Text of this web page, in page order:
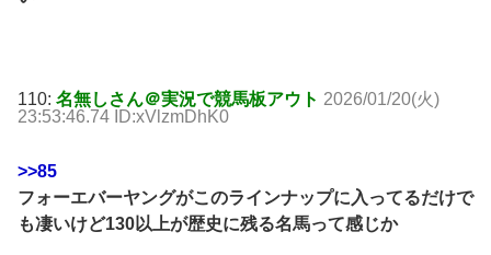
110: 名無しさん＠実況で競馬板アウト 2026/01/20(火)
23:53:46.74 ID:xVlzmDhK0
>>85
フォーエバーヤングがこのラインナップに入ってるだけで
も凄いけど130以上が歴史に残る名馬って感じか